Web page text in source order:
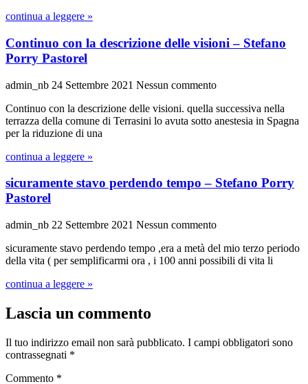
continua a leggere »
Continuo con la descrizione delle visioni – Stefano
Porry Pastorel
admin_nb 24 Settembre 2021 Nessun commento
Continuo con la descrizione delle visioni. quella successiva nella
terrazza della comune di Terrasini lo avuta sotto anestesia in Spagna
per la riduzione di una
continua a leggere »
sicuramente stavo perdendo tempo – Stefano Porry
Pastorel
admin_nb 22 Settembre 2021 Nessun commento
sicuramente stavo perdendo tempo ,era a metà del mio terzo periodo
della vita ( per semplificarmi ora , i 100 anni possibili di vita li
continua a leggere »
Lascia un commento
Il tuo indirizzo email non sarà pubblicato. I campi obbligatori sono
contrassegnati *
Commento *